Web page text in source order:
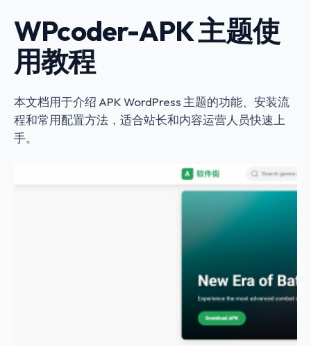
WPcoder-APK 主题使
用教程
本文档用于介绍 APK WordPress 主题的功能、安装流
程和常用配置方法，适合站长和内容运营人员快速上
手。